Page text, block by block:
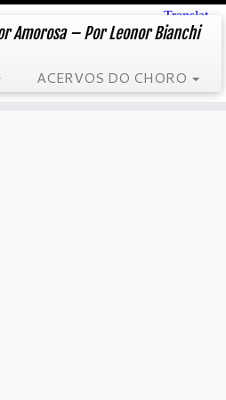
Amorosa – Por Leonor Bianchi
ACERVOS DO CHORO